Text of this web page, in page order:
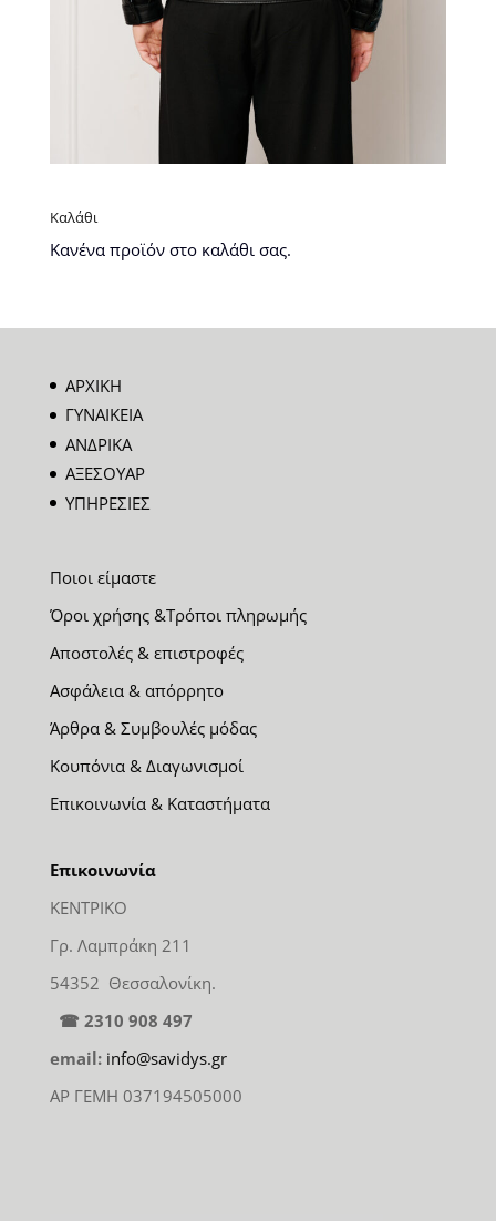
Καλάθι
Κανένα προϊόν στο καλάθι σας.
ΑΡΧΙΚΗ
ΓΥΝΑΙΚΕΙΑ
ΑΝΔΡΙΚΑ
ΑΞΕΣΟΥΑΡ
ΥΠΗΡΕΣΙΕΣ
Ποιοι είμαστε
Όροι χρήσης &Τρόποι πληρωμής
Αποστολές & επιστροφές
Ασφάλεια & απόρρητο
Άρθρα & Συμβουλές μόδας
Κουπόνια & Διαγωνισμοί
Επικοινωνία & Καταστήματα
Επικοινωνία
ΚΕΝΤΡΙΚΟ
Γρ. Λαμπράκη 211
54352 Θεσσαλονίκη.
☎ 2310 908 497
email: info@savidys.gr
ΑΡ ΓΕΜΗ 037194505000